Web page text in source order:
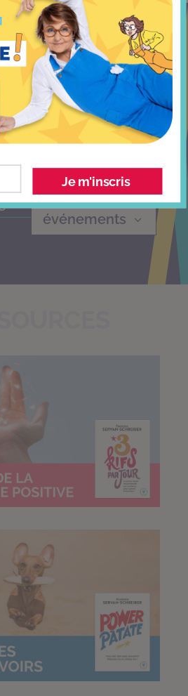
psychologie positive en
Des cours, des
et des rendez-
avec Florence
Prochains
événements
Je m'inscris